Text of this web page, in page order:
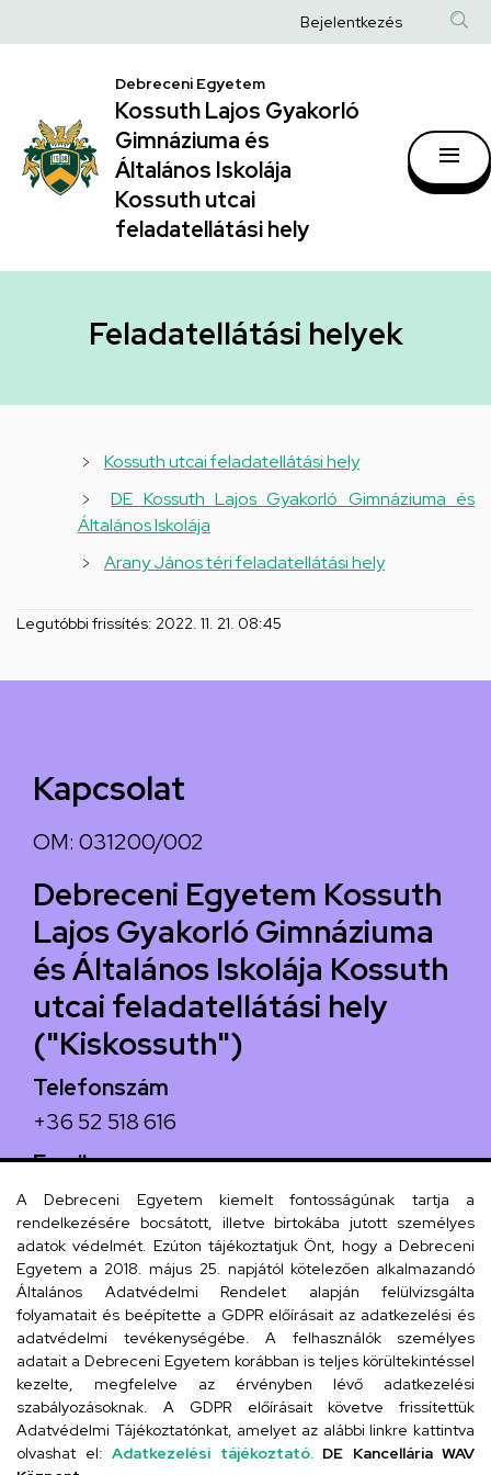
helyek
Kossuth
Lajos
Gyakorló
Gimnáziuma
és
Általános
Iskolája
feladatellátási
a
Anonim
fiók
Bejelentkezés
Debreceni Egyetem
Kossuth Lajos Gyakorló
Gimnáziuma és
Általános Iskolája
Kossuth utcai
feladatellátási hely
Feladatellátási helyek
Kossuth utcai feladatellátási hely
DE Kossuth Lajos Gyakorló Gimnáziuma és
Általános Iskolája
Arany János téri feladatellátási hely
Legutóbbi frissítés: 2022. 11. 21. 08:45
Kapcsolat
OM: 031200/002
Debreceni Egyetem Kossuth
Lajos Gyakorló Gimnáziuma
és Általános Iskolája Kossuth
utcai feladatellátási hely
("Kiskossuth")
Telefonszám
+36 52 518 616
Email
iskola@kossuth-alt.unideb.hu
Cím
4024 Debrecen, Kossuth utca 33.
Szervezeti telefonkönyv
A Debreceni Egyetem kiemelt fontosságúnak tartja a
rendelkezésére bocsátott, illetve birtokába jutott személyes
adatok védelmét. Ezúton tájékoztatjuk Önt, hogy a Debreceni
Egyetem a 2018. május 25. napjától kötelezően alkalmazandó
Általános Adatvédelmi Rendelet alapján felülvizsgálta
folyamatait és beépítette a GDPR előírásait az adatkezelési és
adatvédelmi tevékenységébe. A felhasználók személyes
adatait a Debreceni Egyetem korábban is teljes körültekintéssel
kezelte, megfelelve az érvényben lévő adatkezelési
szabályozásoknak. A GDPR előírásait követve frissítettük
Adatvédelmi Tájékoztatónkat, amelyet az alábbi linkre kattintva
olvashat el: Adatkezelési tájékoztató. DE Kancellária WAV